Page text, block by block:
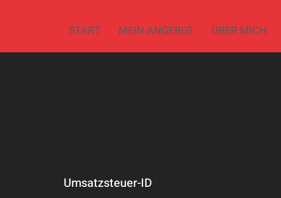
START MEIN ANGEBOT ÜBER MICH
Umsatzsteuer-ID